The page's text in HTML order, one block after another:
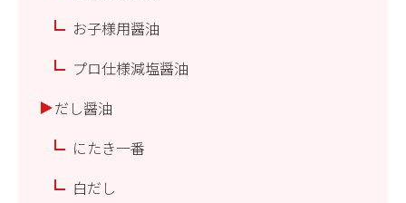
お子様用醤油
プロ仕様減塩醤油
だし醤油
にたき一番
白だし